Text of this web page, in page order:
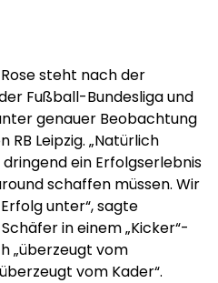
steht nach der
Fußball-Bundesliga und
genauer Beobachtung
Leipzig. „Natürlich
ein Erfolgserlebnis
schaffen müssen. Wir
unter“, sagte
in einem „Kicker“-
„überzeugt vom
vom Kader“.